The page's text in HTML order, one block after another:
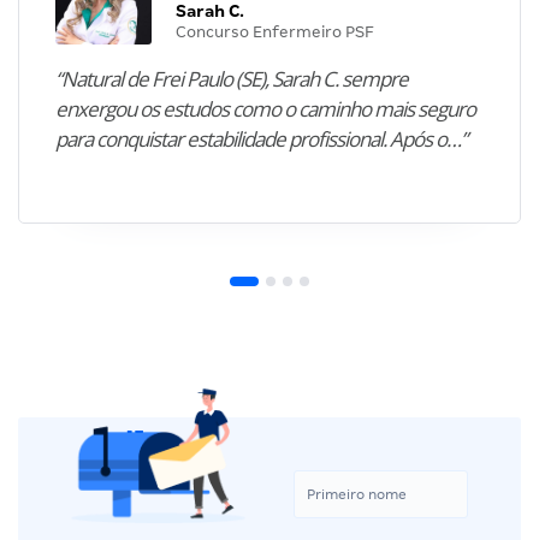
Sarah C.
Concurso Enfermeiro PSF
“Natural de Frei Paulo (SE), Sarah C. sempre
enxergou os estudos como o caminho mais seguro
para conquistar estabilidade profissional. Após o…”